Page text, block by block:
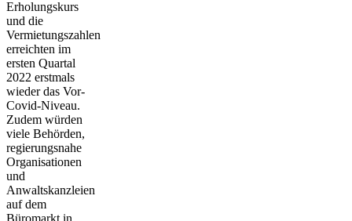
Erholungskurs
und die
Vermietungszahlen
erreichten im
ersten Quartal
2022 erstmals
wieder das Vor-
Covid-Niveau.
Zudem würden
viele Behörden,
regierungsnahe
Organisationen
und
Anwaltskanzleien
auf dem
Büromarkt in